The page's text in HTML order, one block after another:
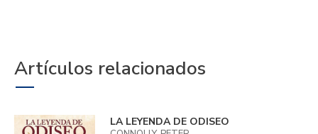
Artículos relacionados
LA LEYENDA DE ODISEO